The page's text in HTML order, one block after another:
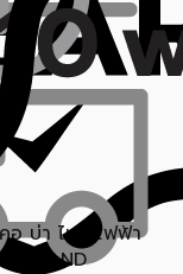
อ บ่า ไหล่ ไฟฟ้า
AND